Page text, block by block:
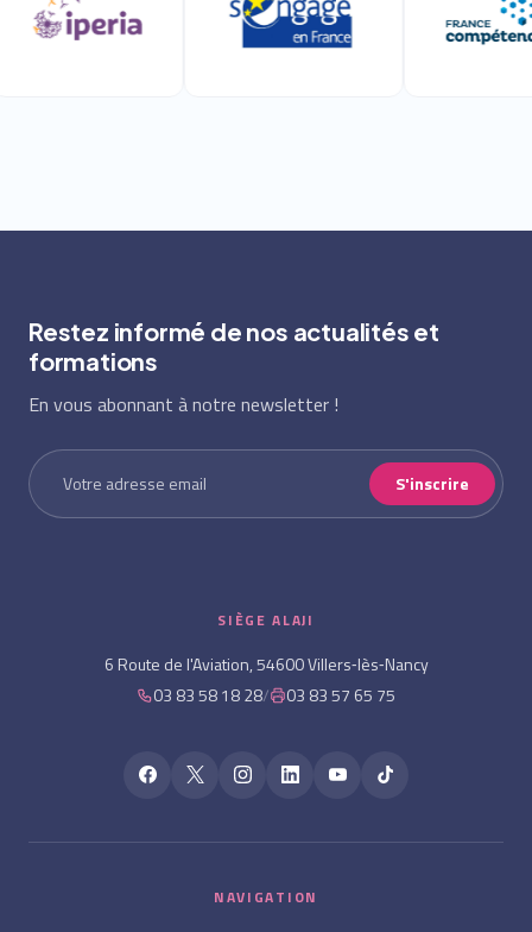
Restez informé de nos actualités et
formations
En vous abonnant à notre newsletter !
S'inscrire
SIÈGE ALAJI
6 Route de l'Aviation, 54600 Villers‑lès‑Nancy
03 83 58 18 28/ 03 83 57 65 75
NAVIGATION